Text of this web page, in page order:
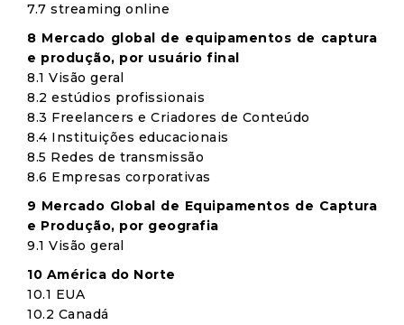
7.7 streaming online
8 Mercado global de equipamentos de captura
e produção, por usuário final
8.1 Visão geral
8.2 estúdios profissionais
8.3 Freelancers e Criadores de Conteúdo
8.4 Instituições educacionais
8.5 Redes de transmissão
8.6 Empresas corporativas
9 Mercado Global de Equipamentos de Captura
e Produção, por geografia
9.1 Visão geral
10 América do Norte
10.1 EUA
10.2 Canadá